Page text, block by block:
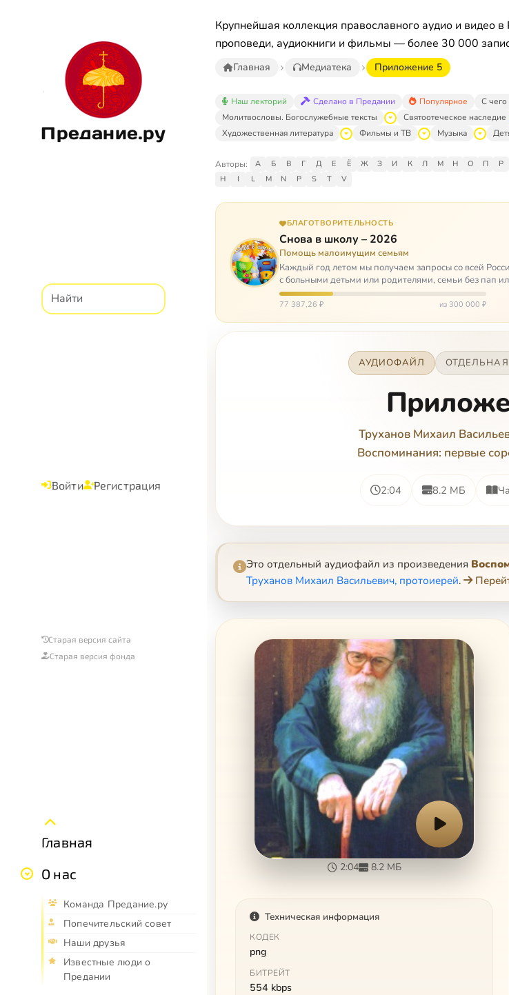
Предание.ру
Войти Регистрация
Старая версия сайта
Старая версия фонда
Главная
О нас
Команда Предание.ру
Попечительский совет
Наши друзья
Известные люди о
Предании
Крупнейшая коллекция православного аудио и видео
проповеди, аудиокниги и фильмы — более 30 000
Главная Медиатека Приложение 5
Наш лекторий Сделано в Предании Популярное С чего
Молитвословы. Богослужебные тексты
Святоотеческое наследие
Художественная литература
Фильмы и ТВ Музыка
Авторы: А Б В Г Д Е Ё Ж З И К Л М Н О П Р
H
I L M N P S T V
БЛАГОТВОРИТЕЛЬНОСТЬ
Снова в школу – 2026
Помощь малоимущим семьям
Каждый год летом мы получаем запросы со всей
с больными детьми или родителями, семьи без пап
них покуп…
77 387,26 ₽ из 300 000 ₽
АУДИОФАЙЛ
Труханов Михаил
Воспоминания: первые
2:04 8.2 МБ
Это отдельный аудиофайл из произведения
Труханов Михаил Васильевич, протоиерей.
2:04 8.2 МБ
Техническая информация
КОДЕК
png
БИТРЕЙТ
554 kbps